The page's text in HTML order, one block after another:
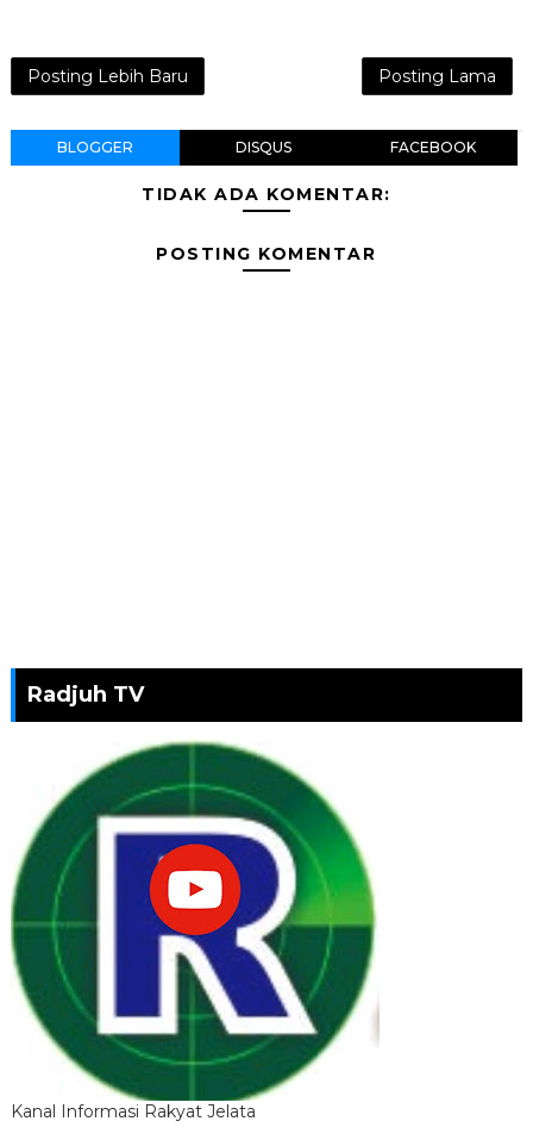
Posting Lebih Baru Posting Lama
BLOGGER DISQUS FACEBOOK
TIDAK ADA KOMENTAR:
POSTING KOMENTAR
Radjuh TV
Kanal Informasi Rakyat Jelata